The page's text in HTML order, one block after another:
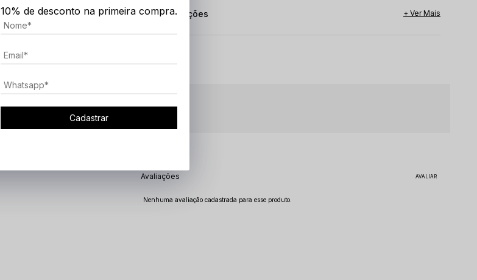
Especificações
Avaliações
Nenhuma avaliação cadastrada para esse produto.
10% de desconto na primeira compra.
Cadastrar